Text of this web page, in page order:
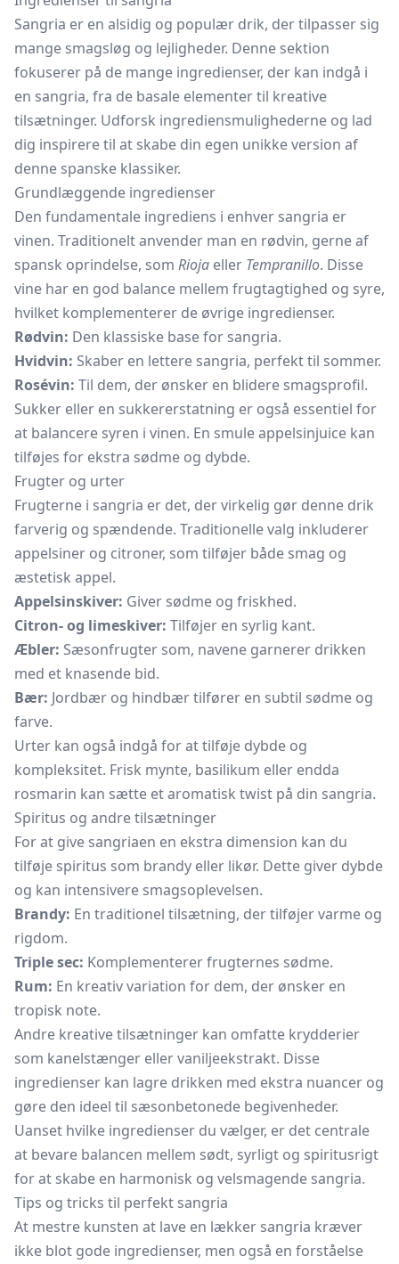
Sangria er en alsidig og populær drik, der tilpasser sig
mange smagsløg og lejligheder. Denne sektion
fokuserer på de mange ingredienser, der kan indgå i
en sangria, fra de basale elementer til kreative
tilsætninger. Udforsk ingrediensmulighederne og lad
dig inspirere til at skabe din egen unikke version af
denne spanske klassiker.
Grundlæggende ingredienser
Den fundamentale ingrediens i enhver sangria er
vinen. Traditionelt anvender man en rødvin, gerne af
spansk oprindelse, som Rioja eller Tempranillo. Disse
vine har en god balance mellem frugtagtighed og syre,
hvilket komplementerer de øvrige ingredienser.
Rødvin: Den klassiske base for sangria.
Hvidvin: Skaber en lettere sangria, perfekt til sommer.
Rosévin: Til dem, der ønsker en blidere smagsprofil.
Sukker eller en sukkererstatning er også essentiel for
at balancere syren i vinen. En smule appelsinjuice kan
tilføjes for ekstra sødme og dybde.
Frugter og urter
Frugterne i sangria er det, der virkelig gør denne drik
farverig og spændende. Traditionelle valg inkluderer
appelsiner og citroner, som tilføjer både smag og
æstetisk appel.
Appelsinskiver: Giver sødme og friskhed.
Citron- og limeskiver: Tilføjer en syrlig kant.
Æbler: Sæsonfrugter som, navene garnerer drikken
med et knasende bid.
Bær: Jordbær og hindbær tilfører en subtil sødme og
farve.
Urter kan også indgå for at tilføje dybde og
kompleksitet. Frisk mynte, basilikum eller endda
rosmarin kan sætte et aromatisk twist på din sangria.
Spiritus og andre tilsætninger
For at give sangriaen en ekstra dimension kan du
tilføje spiritus som brandy eller likør. Dette giver dybde
og kan intensivere smagsoplevelsen.
Brandy: En traditionel tilsætning, der tilføjer varme og
rigdom.
Triple sec: Komplementerer frugternes sødme.
Rum: En kreativ variation for dem, der ønsker en
tropisk note.
Andre kreative tilsætninger kan omfatte krydderier
som kanelstænger eller vaniljeekstrakt. Disse
ingredienser kan lagre drikken med ekstra nuancer og
gøre den ideel til sæsonbetonede begivenheder.
Uanset hvilke ingredienser du vælger, er det centrale
at bevare balancen mellem sødt, syrligt og spiritusrigt
for at skabe en harmonisk og velsmagende sangria.
Tips og tricks til perfekt sangria
At mestre kunsten at lave en lækker sangria kræver
ikke blot gode ingredienser, men også en forståelse